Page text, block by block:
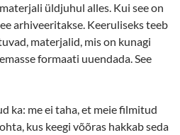
üldjuhul alles. Kui see on
arhiveeritakse. Keeruliseks teeb
materjalid, mis on kunagi
formaati uuendada. See
ka: me ei taha, et meie filmitud
kus keegi võõras hakkab seda